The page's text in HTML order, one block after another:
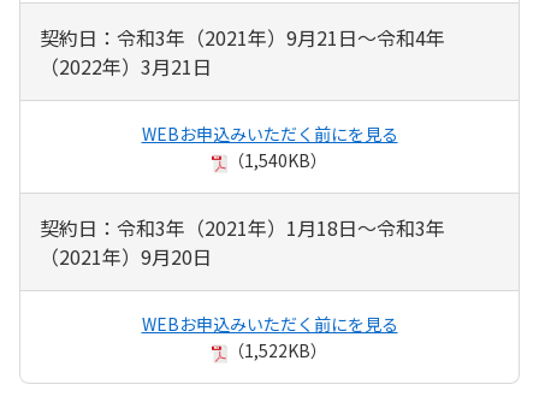
契約日：令和3年（2021年）9月21日～令和4年
（2022年）3月21日
WEBお申込みいただく前にを見る
（1,540KB）
契約日：令和3年（2021年）1月18日～令和3年
（2021年）9月20日
WEBお申込みいただく前にを見る
（1,522KB）